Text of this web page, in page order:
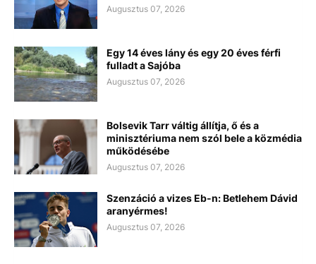
Augusztus 07, 2026
Egy 14 éves lány és egy 20 éves férfi
fulladt a Sajóba
Augusztus 07, 2026
Bolsevik Tarr váltig állítja, ő és a
minisztériuma nem szól bele a közmédia
működésébe
Augusztus 07, 2026
Szenzáció a vizes Eb-n: Betlehem Dávid
aranyérmes!
Augusztus 07, 2026